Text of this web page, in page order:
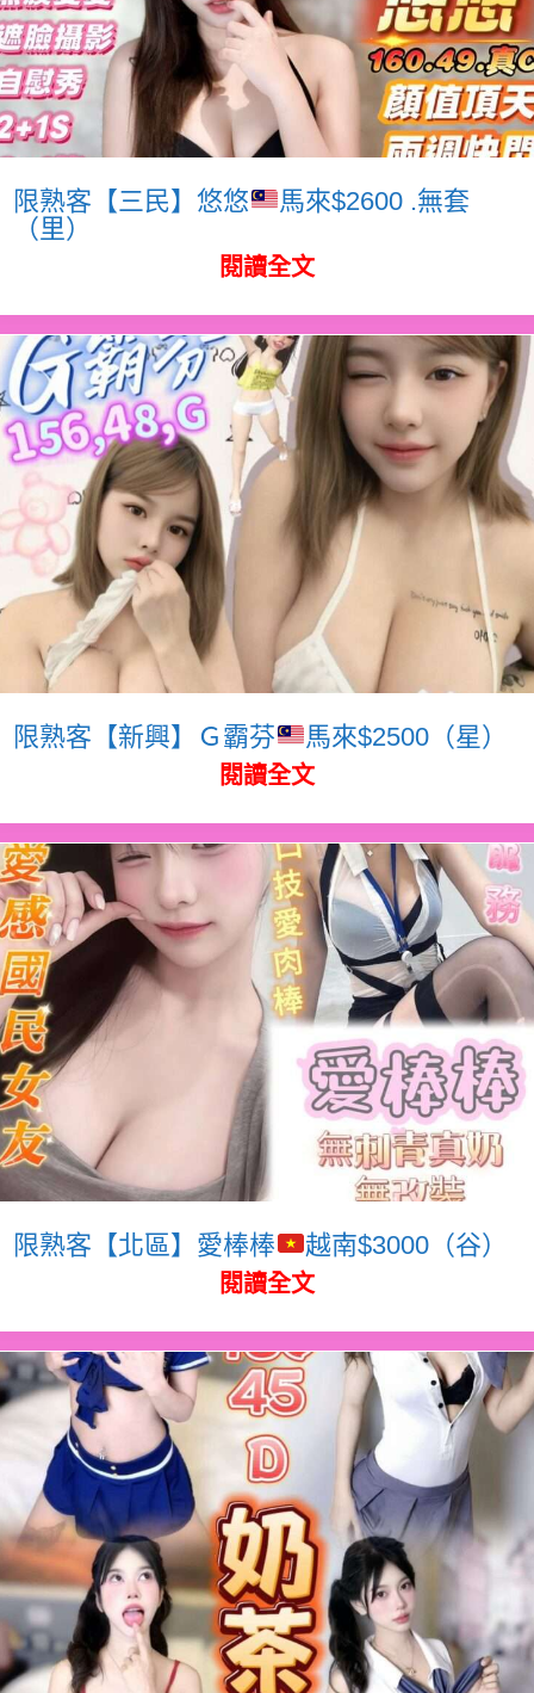
限熟客【三民】悠悠
馬來$2600 .無套
（里）
閱讀全文
限熟客【新興】Ｇ霸芬 馬來$2500（星）
閱讀全文
限熟客【北區】愛棒棒 越南$3000（谷）
閱讀全文